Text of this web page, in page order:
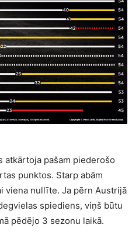
atkārtoja pašam piederošo
punktos. Starp abām
viena nullīte. Ja pērn Austrijā
spiediens, viņš būtu
pēdējo 3 sezonu laikā.